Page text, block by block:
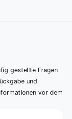
gestellte Fragen
und
vor dem